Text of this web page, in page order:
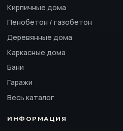
Кирпичные дома
Пенобетон / газобетон
Деревянные дома
Каркасные дома
Бани
Гаражи
Весь каталог
ИНФОРМАЦИЯ